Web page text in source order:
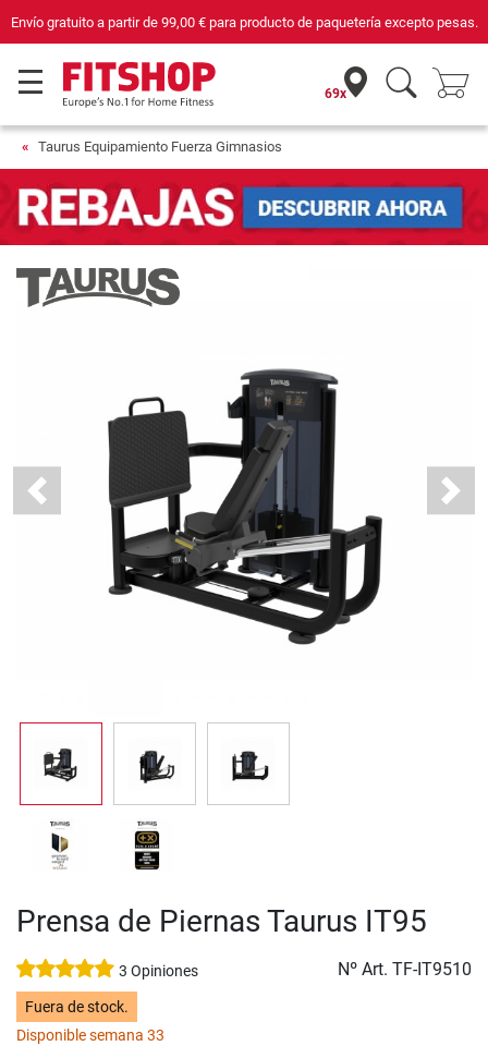
pesas. Compra con seguridad en Fitshop, comercio con sello de Confianza
69x
Taurus Equipamiento Fuerza Gimnasios
Previous Next
Prensa de Piernas Taurus IT95
3 Opiniones Nº Art. TF-IT9510
Fuera de stock.
Disponible semana 33